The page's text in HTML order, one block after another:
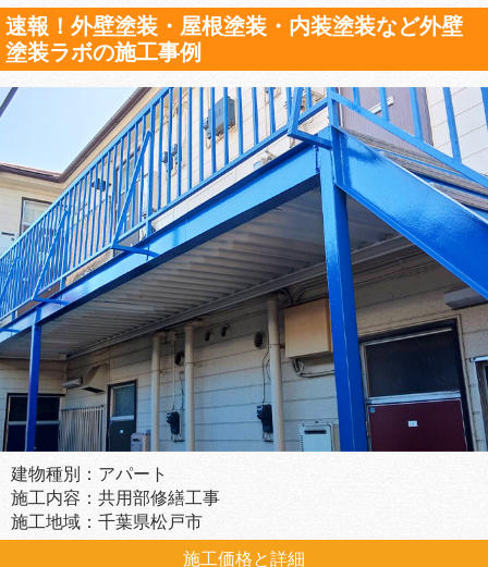
速報！外壁塗装・屋根塗装・内装塗装など外壁
塗装ラボの施工事例
建物種別：アパート
施工内容：共用部修繕工事
施工地域：千葉県松戸市
施工価格と詳細